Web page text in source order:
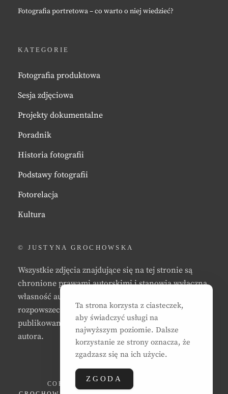
Fotografia portretowa – co warto o niej wiedzieć?
KATEGORIE
Fotografia produktowa
Sesja zdjęciowa
Projekty dokumentalne
Poradnik
Historia fotografii
Podstawy fotografii
Fotorelacja
Kultura
© JUSTYNA GROCHOWSKA
Wszystkie zdjęcia znajdujące się na tej stronie są
chronione prawami autorskimi i stanowią wyłączną
własność autora strony. Zabrania się kopiowania,
rozpowszechniania, reprodukowania,
publikowania, i/lub modyfikowania zdjęć bez zgody
autora.
COPYRIGHT © 2026
Ta strona korzysta z ciasteczek,
aby świadczyć usługi na
najwyższym poziomie. Dalsze
korzystanie ze strony oznacza, że
zgadzasz się na ich użycie.
ZGODA